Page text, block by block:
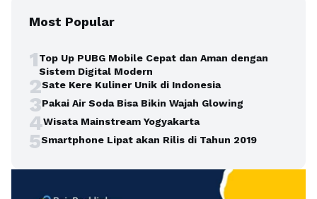
Most Popular
1Top Up PUBG Mobile Cepat dan Aman dengan
Sistem Digital Modern
2Sate Kere Kuliner Unik di Indonesia
3Pakai Air Soda Bisa Bikin Wajah Glowing
4Wisata Mainstream Yogyakarta
5Smartphone Lipat akan Rilis di Tahun 2019